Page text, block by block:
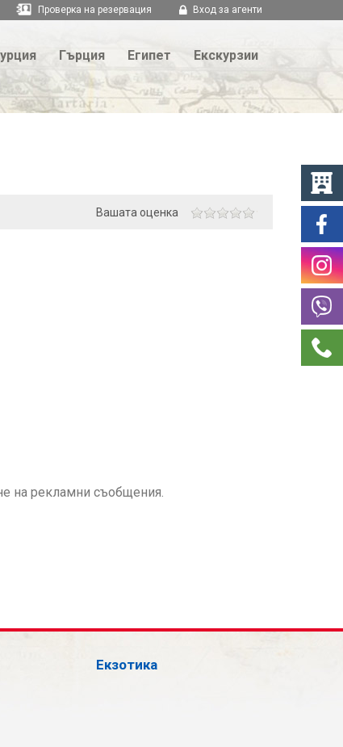
Проверка на резервация Вход за агенти
Гърция Египет Екскурзии
Вашата оценка
на рекламни съобщения.
Екзотика